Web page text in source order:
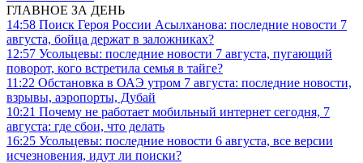
ГЛАВНОЕ ЗА ДЕНЬ
14:58 Поиск Героя России Асылханова: последние новости 7
августа, бойца держат в заложниках?
12:57 Усольцевы: последние новости 7 августа, пугающий
поворот, кого встретила семья в тайге?
11:22 Обстановка в ОАЭ утром 7 августа: последние новости,
взрывы, аэропорты, Дубай
10:21 Почему не работает мобильный интернет сегодня, 7
августа: где сбои, что делать
16:25 Усольцевы: последние новости 6 августа, все версии
исчезновения, идут ли поиски?